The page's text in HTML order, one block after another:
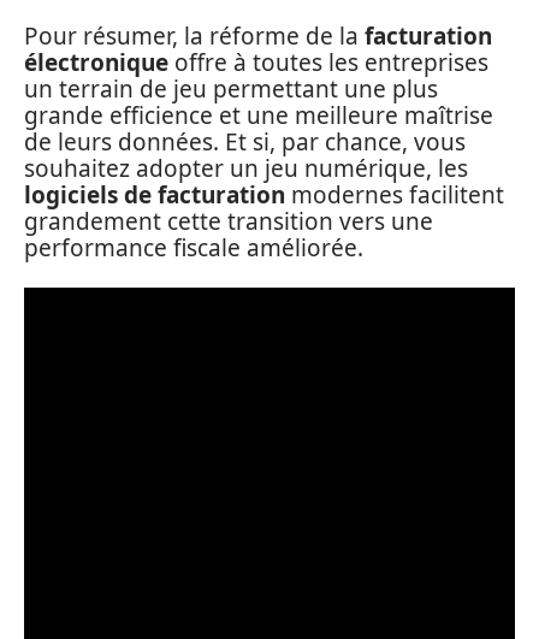
Pour résumer, la réforme de la facturation
électronique offre à toutes les entreprises
un terrain de jeu permettant une plus
grande efficience et une meilleure maîtrise
de leurs données. Et si, par chance, vous
souhaitez adopter un jeu numérique, les
logiciels de facturation modernes facilitent
grandement cette transition vers une
performance fiscale améliorée.